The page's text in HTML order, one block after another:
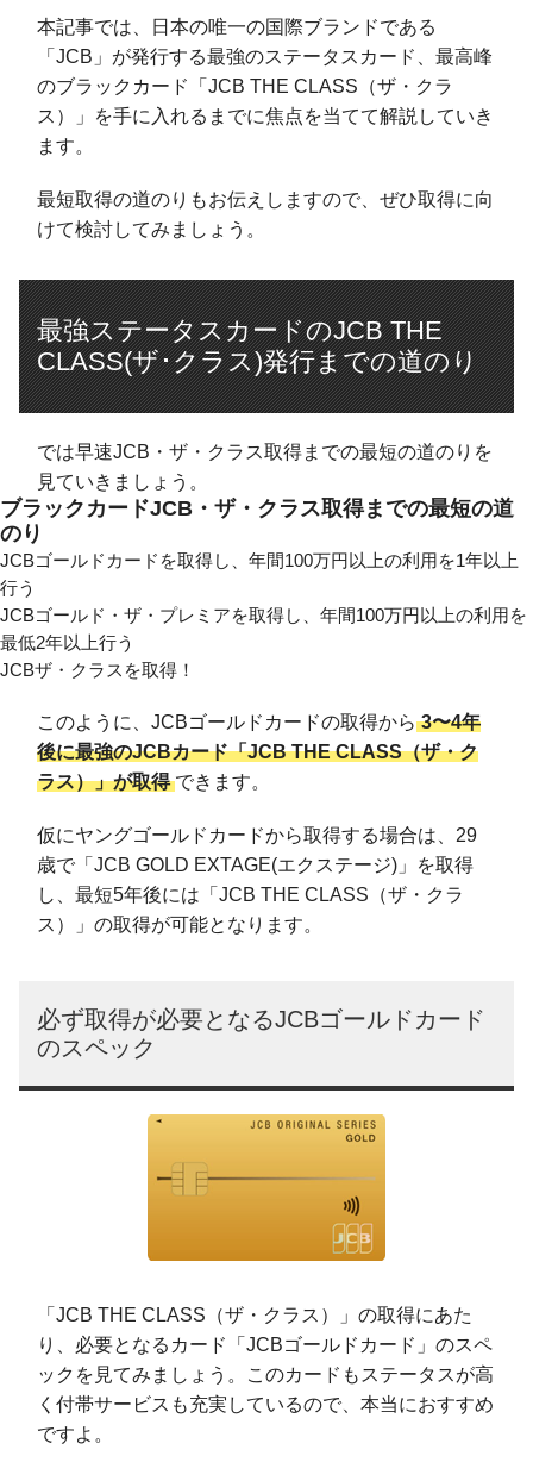
本記事では、日本の唯一の国際ブランドである
「JCB」が発行する最強のステータスカード、最高峰
のブラックカード「JCB THE CLASS（ザ・クラ
ス）」を手に入れるまでに焦点を当てて解説していき
ます。
最短取得の道のりもお伝えしますので、ぜひ取得に向
けて検討してみましょう。
最強ステータスカードのJCB THE
CLASS(ザ･クラス)発行までの道のり
では早速JCB・ザ・クラス取得までの最短の道のりを
見ていきましょう。
ブラックカードJCB・ザ・クラス取得までの最短の道
のり
JCBゴールドカードを取得し、年間100万円以上の利用を1年以上
行う
JCBゴールド・ザ・プレミアを取得し、年間100万円以上の利用を
最低2年以上行う
JCBザ・クラスを取得！
このように、JCBゴールドカードの取得から 3〜4年
後に最強のJCBカード「JCB THE CLASS（ザ・ク
ラス）」が取得 できます。
仮にヤングゴールドカードから取得する場合は、29
歳で「JCB GOLD EXTAGE(エクステージ)」を取得
し、最短5年後には「JCB THE CLASS（ザ・クラ
ス）」の取得が可能となります。
必ず取得が必要となるJCBゴールドカード
のスペック
「JCB THE CLASS（ザ・クラス）」の取得にあた
り、必要となるカード「JCBゴールドカード」のスペ
ックを見てみましょう。このカードもステータスが高
く付帯サービスも充実しているので、本当におすすめ
ですよ。